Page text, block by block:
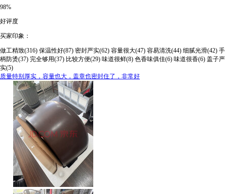
98%
好评度
买家印象：
做工精致(316) 保温性好(87) 密封严实(62) 容量很大(47) 容易清洗(44) 细腻光滑(42) 手
柄防烫(37) 完全够用(37) 比较方便(29) 味道很鲜(8) 色香味俱佳(6) 味道很香(6) 盖子严
实(5)
质量特别厚实，容量也大，盖章也密封住了，非常好